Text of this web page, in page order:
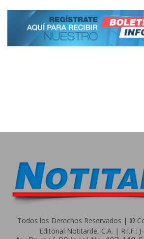
Todos los Derechos Reservados | ©
Editorial Notitarde, C.A. | R.I.F.: